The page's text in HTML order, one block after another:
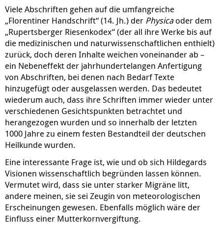
Viele Abschriften gehen auf die umfangreiche
„Florentiner Handschrift“ (14. Jh.) der Physicaoder dem
„Rupertsberger Riesenkodex“ (der all ihre Werke bis auf
die medizinischen und naturwissenschaftlichen enthielt)
zurück, doch deren Inhalte weichen voneinander ab –
ein Nebeneffekt der jahrhundertelangen Anfertigung
von Abschriften, bei denen nach Bedarf Texte
hinzugefügt oder ausgelassen werden. Das bedeutet
wiederum auch, dass ihre Schriften immer wieder unter
verschiedenen Gesichtspunkten betrachtet und
herangezogen wurden und so innerhalb der letzten
1000 Jahre zu einem festen Bestandteil der deutschen
Heilkunde wurden.
Eine interessante Frage ist, wie und ob sich Hildegards
Visionen wissenschaftlich begründen lassen können.
Vermutet wird, dass sie unter starker Migräne litt,
andere meinen, sie sei Zeugin von meteorologischen
Erscheinungen gewesen. Ebenfalls möglich wäre der
Einfluss einer Mutterkornvergiftung.